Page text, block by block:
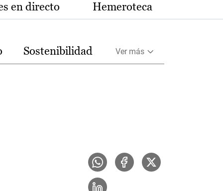
en directo Hemeroteca
Sostenibilidad Ver más